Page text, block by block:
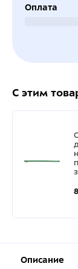
Оплата
С этим
Описание